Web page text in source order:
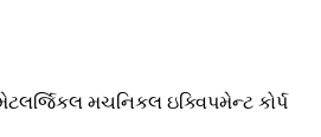
મચનિકલ ઇક્વિપમેન્ટ કોર્પ